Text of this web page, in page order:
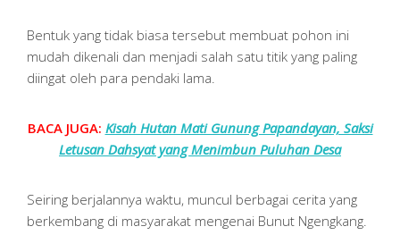
Bentuk yang tidak biasa tersebut membuat pohon ini
mudah dikenali dan menjadi salah satu titik yang paling
diingat oleh para pendaki lama.
BACA JUGA: Kisah Hutan Mati Gunung Papandayan, Saksi
Letusan Dahsyat yang Menimbun Puluhan Desa
Seiring berjalannya waktu, muncul berbagai cerita yang
berkembang di masyarakat mengenai Bunut Ngengkang.